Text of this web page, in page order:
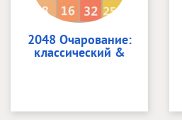
2048 Очарование:
классический &